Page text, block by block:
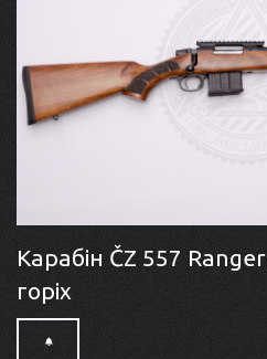
Карабін ČZ 557
горіх